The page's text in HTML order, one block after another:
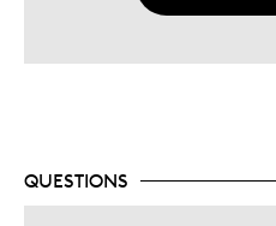
QUESTIONS